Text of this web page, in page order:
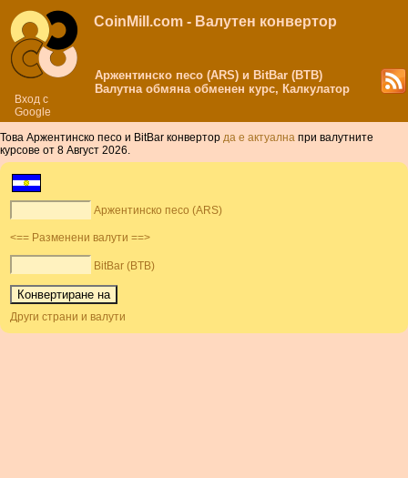
Вход с
Google
CoinMill.com - Валутен конвертор
Аржентинско песо (ARS) и BitBar (BTB)
Валутна обмяна обменен курс, Калкулатор
Това Аржентинско песо и BitBar конвертор да е актуална при валутните
курсове от 8 Август 2026.
Аржентинско песо (ARS)
<== Разменени валути ==>
BitBar (BTB)
Други страни и валути